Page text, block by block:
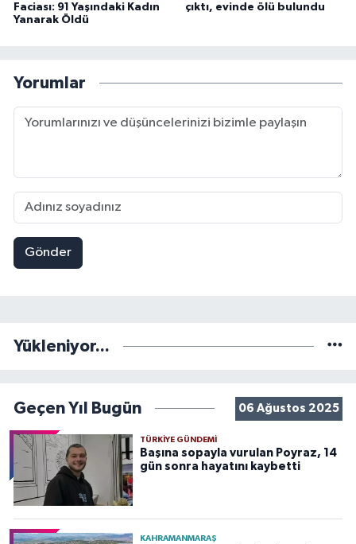
Faciası: 91 Yaşındaki Kadın
Yanarak Öldü
çıktı, evinde ölü bulundu
Yorumlar
Gönder
Yükleniyor...
Geçen Yıl Bugün 06 Ağustos 2025
TÜRKIYE GÜNDEMI
Başına sopayla vurulan Poyraz, 14
gün sonra hayatını kaybetti
KAHRAMANMARAŞ